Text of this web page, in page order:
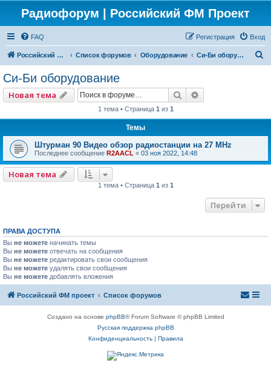
Радиофорум | Российский ФМ Проект
FAQ Вход
Регистрация
Российский ФМ проект Список форумов Оборудование Си-Би оборудование
Си-Би оборудование
Новая тема Поиск
1 тема • Страница 1 из 1
Темы
Штурман 90 Видео обзор радиостанции на 27 MHz
Последнее сообщение R2AACL « 03 ноя 2022, 14:48
Новая тема
1 тема • Страница 1 из 1
Перейти
ПРАВА ДОСТУПА
Вы не можете начинать темы
Вы не можете отвечать на сообщения
Вы не можете редактировать свои сообщения
Вы не можете удалять свои сообщения
Вы не можете добавлять вложения
Российский ФМ проект Список форумов
Создано на основе phpBB® Forum Software © phpBB Limited
Русская поддержка phpBB
Конфиденциальность| Правила